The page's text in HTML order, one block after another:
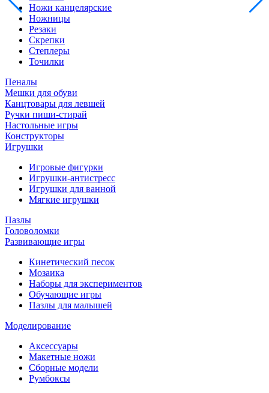
Ножи канцелярские
Ножницы
Резаки
Скрепки
Степлеры
Точилки
Пеналы
Мешки для обуви
Канцтовары для левшей
Ручки пиши-стирай
Настольные игры
Конструкторы
Игрушки
Игровые фигурки
Игрушки-антистресс
Игрушки для ванной
Мягкие игрушки
Пазлы
Головоломки
Развивающие игры
Кинетический песок
Мозаика
Наборы для экспериментов
Обучающие игры
Пазлы для малышей
Моделирование
Аксессуары
Макетные ножи
Сборные модели
Румбоксы